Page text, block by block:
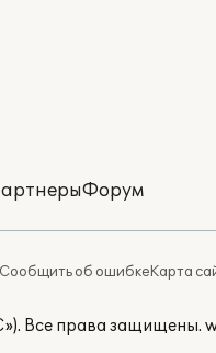
Форум
Сообщить об ошибкеКарта
Все права защищены.